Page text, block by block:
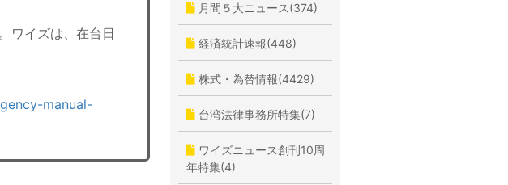
ワイズは、在台日
manual-
月間５大ニュース(374)
経済統計速報(448)
株式・為替情報(4429)
台湾法律事務所特集(7)
ワイズニュース創刊10周
年特集(4)